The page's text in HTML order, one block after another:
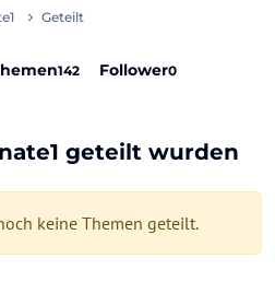
Geteilt
142 Follower0
geteilt wurden
keine Themen geteilt.